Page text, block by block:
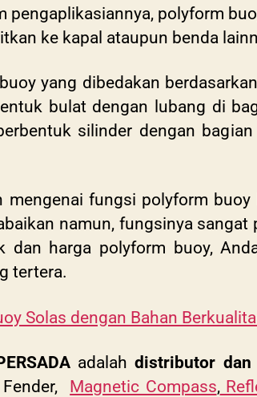
pengaplikasiannya, polyform
ke kapal ataupun benda
yang dibedakan
bulat dengan lubang di
silinder dengan
mengenai fungsi polyform
namun, fungsinya
dan harga polyform buoy,
tertera.
Solas dengan Bahan
adalahdistributor
Magnetic Compass,